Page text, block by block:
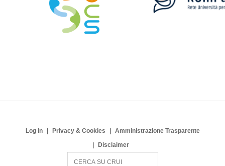
Log in Privacy & Cookies
Amministrazione Trasparente
Disclaimer